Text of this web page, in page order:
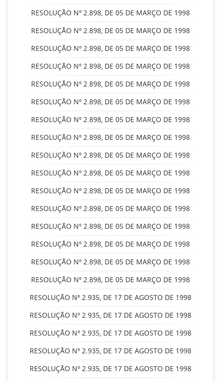
RESOLUÇÃO Nº 2.898, DE 05 DE MARÇO DE 1998
RESOLUÇÃO Nº 2.898, DE 05 DE MARÇO DE 1998
RESOLUÇÃO Nº 2.898, DE 05 DE MARÇO DE 1998
RESOLUÇÃO Nº 2.898, DE 05 DE MARÇO DE 1998
RESOLUÇÃO Nº 2.898, DE 05 DE MARÇO DE 1998
RESOLUÇÃO Nº 2.898, DE 05 DE MARÇO DE 1998
RESOLUÇÃO Nº 2.898, DE 05 DE MARÇO DE 1998
RESOLUÇÃO Nº 2.898, DE 05 DE MARÇO DE 1998
RESOLUÇÃO Nº 2.898, DE 05 DE MARÇO DE 1998
RESOLUÇÃO Nº 2.898, DE 05 DE MARÇO DE 1998
RESOLUÇÃO Nº 2.898, DE 05 DE MARÇO DE 1998
RESOLUÇÃO Nº 2.898, DE 05 DE MARÇO DE 1998
RESOLUÇÃO Nº 2.898, DE 05 DE MARÇO DE 1998
RESOLUÇÃO Nº 2.898, DE 05 DE MARÇO DE 1998
RESOLUÇÃO Nº 2.898, DE 05 DE MARÇO DE 1998
RESOLUÇÃO Nº 2.898, DE 05 DE MARÇO DE 1998
RESOLUÇÃO Nº 2.935, DE 17 DE AGOSTO DE 1998
RESOLUÇÃO Nº 2.935, DE 17 DE AGOSTO DE 1998
RESOLUÇÃO Nº 2.935, DE 17 DE AGOSTO DE 1998
RESOLUÇÃO Nº 2.935, DE 17 DE AGOSTO DE 1998
RESOLUÇÃO Nº 2.935, DE 17 DE AGOSTO DE 1998